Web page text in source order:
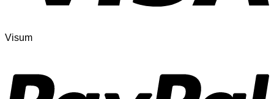
Visum